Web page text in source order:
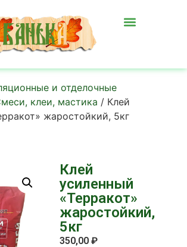
и отделочные
клеи, мастика / Клей
жаростойкий, 5кг
Клей
усиленный
«Терракот»
жаростойкий,
5кг
350,00 ₽